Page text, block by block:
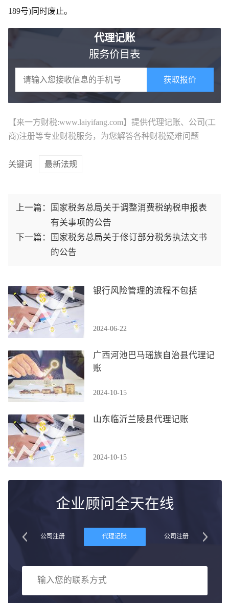
189号)同时废止。
代理记账
服务价目表
获取报价
【来一方财税:www.laiyifang.com】提供代理记账、公司(工
商)注册等专业财税服务，为您解答各种财税疑难问题
关键词 最新法规
上一篇：
国家税务总局关于调整消费税纳税申报表
有关事项的公告
下一篇：
国家税务总局关于修订部分税务执法文书
的公告
银行风险管理的流程不包括
2024-06-22
广西河池巴马瑶族自治县代理记
账
2024-10-15
山东临沂兰陵县代理记账
2024-10-15
企业顾问全天在线
公司注册 代理记账 公司注册